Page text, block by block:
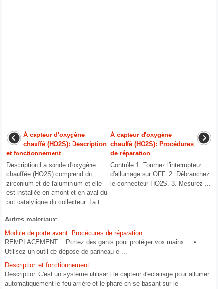
À capteur d′oxygène
chauffé (HO2S): Description
et fonctionnement
Description La sonde d'oxygène
chauffée (HO2S) comprend du
zirconium et de l'aluminium et elle
est installée en amont et en aval du
pot catalytique du collecteur. La t ...
À capteur d′oxygène
chauffé (HO2S): Procédures
de réparation
Contrôle 1. Tournez l′interrupteur
d′allumage sur OFF. 2. Débranchez
le connecteur HO2S. 3. Mesurez ...
Autres materiaux:
Module de porte avant: Procédures de réparation
REMPLACEMENT Portez des gants pour protéger vos mains. •
Utilisez un outil de dépose de panneau e ...
Description et fonctionnement
Description C'est un système utilisant le capteur d'éclairage pour allumer
automatiquement le feu arrière et le phare en se basant sur le